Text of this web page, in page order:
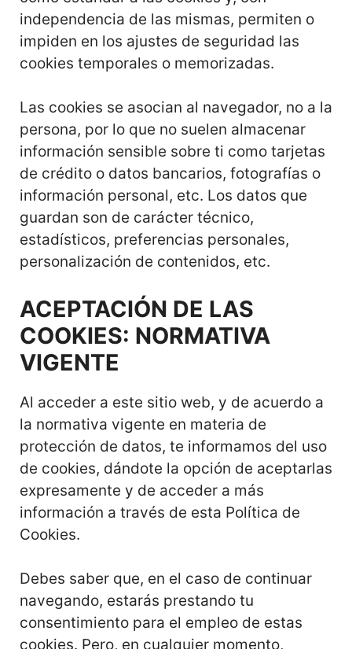
independencia de las mismas, permiten o
impiden en los ajustes de seguridad las
cookies temporales o memorizadas.
Las cookies se asocian al navegador, no a la
persona, por lo que no suelen almacenar
información sensible sobre ti como tarjetas
de crédito o datos bancarios, fotografías o
información personal, etc. Los datos que
guardan son de carácter técnico,
estadísticos, preferencias personales,
personalización de contenidos, etc.
ACEPTACIÓN DE LAS
COOKIES: NORMATIVA
VIGENTE
Al acceder a este sitio web, y de acuerdo a
la normativa vigente en materia de
protección de datos, te informamos del uso
de cookies, dándote la opción de aceptarlas
expresamente y de acceder a más
información a través de esta Política de
Cookies.
Debes saber que, en el caso de continuar
navegando, estarás prestando tu
consentimiento para el empleo de estas
cookies. Pero, en cualquier momento,